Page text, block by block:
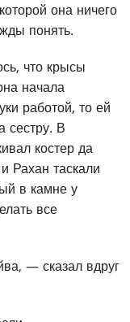
она ничего
понять.
что крысы
начала
работой, то ей
сестру. В
костер да
Рахан таскали
в камне у
все
— сказал вдруг